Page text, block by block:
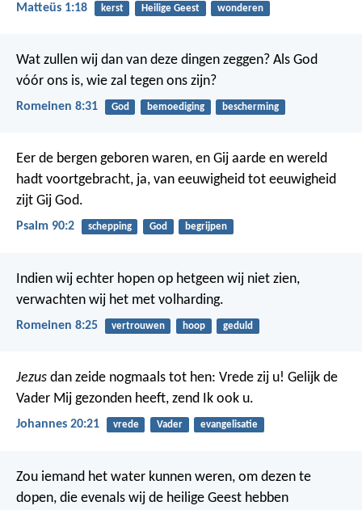
Matteüs 1:18 kerst Heilige Geest wonderen
Wat zullen wij dan van deze dingen zeggen? Als God
vóór ons is, wie zal tegen ons zijn?
Romeinen 8:31 God bemoediging bescherming
Eer de bergen geboren waren, en Gij aarde en wereld
hadt voortgebracht, ja, van eeuwigheid tot eeuwigheid
zijt Gij God.
Psalm 90:2 schepping God begrijpen
Indien wij echter hopen op hetgeen wij niet zien,
verwachten wij het met volharding.
Romeinen 8:25 vertrouwen hoop geduld
Jezus dan zeide nogmaals tot hen: Vrede zij u! Gelijk de
Vader Mij gezonden heeft, zend Ik ook u.
Johannes 20:21 vrede Vader evangelisatie
Zou iemand het water kunnen weren, om dezen te
dopen, die evenals wij de heilige Geest hebben